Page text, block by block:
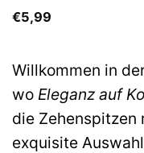
€5,99
Willkommen in
wo Eleganz auf
die Zehenspitzen
exquisite